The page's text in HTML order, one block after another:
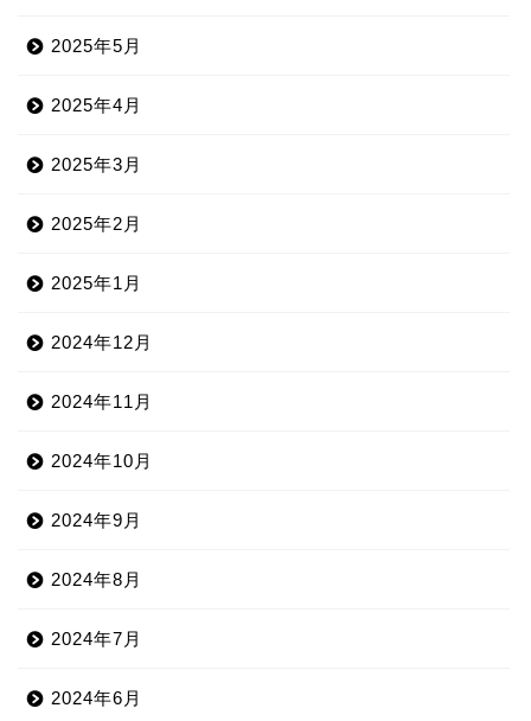
2025年5月
2025年4月
2025年3月
2025年2月
2025年1月
2024年12月
2024年11月
2024年10月
2024年9月
2024年8月
2024年7月
2024年6月